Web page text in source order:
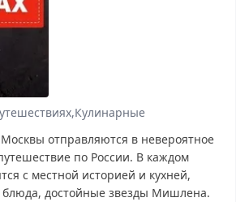
Кулинарные
отправляются в невероятное
по России. В каждом
с местной историей и кухней,
блюда, достойные звезды Мишлена.